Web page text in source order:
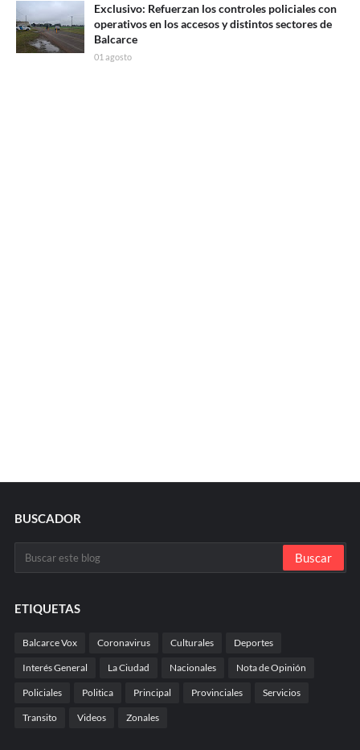
Exclusivo: Refuerzan los controles policiales con
operativos en los accesos y distintos sectores de
Balcarce
01 agosto
BUSCADOR
ETIQUETAS
Balcarce Vox Coronavirus Culturales Deportes
Interés General La Ciudad Nacionales Nota de Opinión
Policiales Politica Principal Provinciales Servicios
Transito Videos Zonales